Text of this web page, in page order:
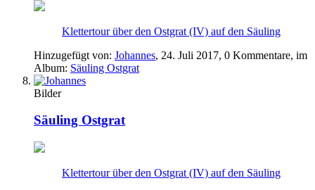
Klettertour über den Ostgrat (IV) auf den Säuling
Hinzugefügt von: Johannes, 24. Juli 2017, 0 Kommentare, im
Album: Säuling Ostgrat
Bilder
Säuling Ostgrat
Klettertour über den Ostgrat (IV) auf den Säuling